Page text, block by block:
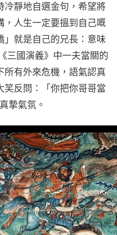
冷靜地自選金句，希望將
，人生一定要搵到自己嘅
」就是自己的兄長：意味
三國演義》中一夫當關的
所有外來危機，語氣認真
笑反問：「你把你哥哥當
摯氣氛。